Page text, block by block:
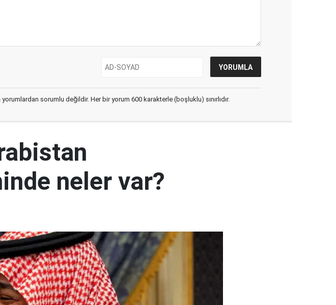
sorumlu değildir. Her bir yorum 600 karakterle (boşluklu) sınırlıdır.
neler var?